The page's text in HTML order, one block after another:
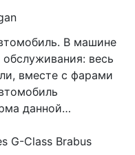
В машине
весь
вместе с фарами
данной…
G-Class Brabus